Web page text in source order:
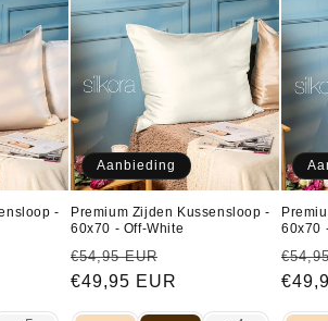
-
Aanbieding
Premium Zijden Kussensloop -
60x70 - Off-White
Normale
prijs
€54,95 EUR
Aanbiedingsprijs
€49,95 EUR
60x70
prijs